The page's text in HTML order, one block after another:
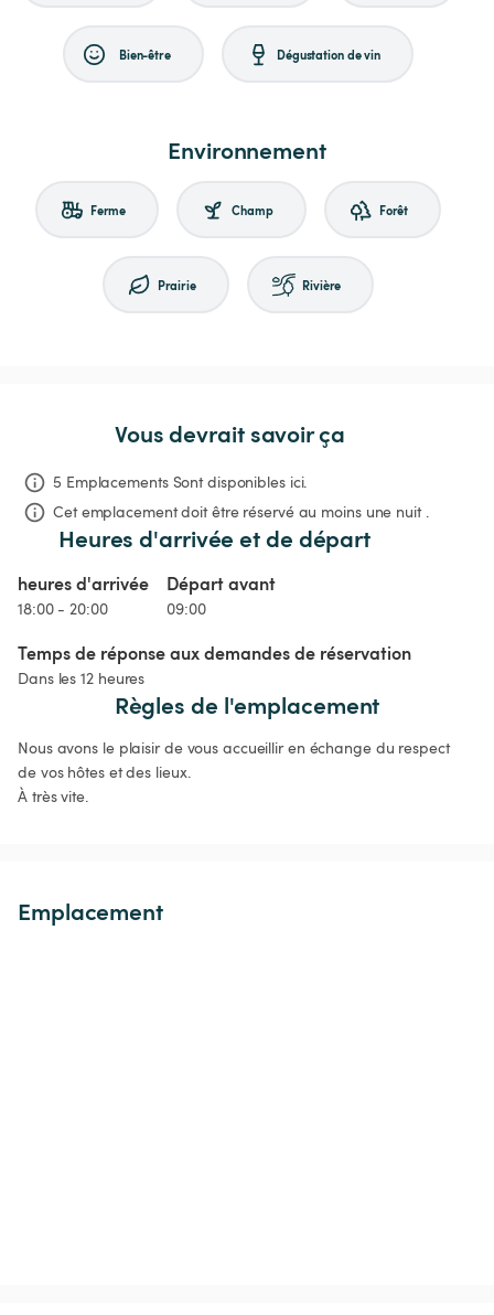
Bien-être Dégustation de vin
Environnement
Ferme Champ Forêt
Prairie Rivière
Vous devrait savoir ça
5 Emplacements Sont disponibles ici.
Cet emplacement doit être réservé au moins une nuit .
Heures d'arrivée et de départ
heures d'arrivée
18:00 - 20:00
Départ avant
09:00
Temps de réponse aux demandes de réservation
Dans les 12 heures
Règles de l'emplacement
Nous avons le plaisir de vous accueillir en échange du respect
de vos hôtes et des lieux.
À très vite.
Emplacement